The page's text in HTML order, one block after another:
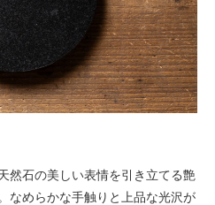
然石の美しい表情を引き立てる艶
なめらかな手触りと上品な光沢が